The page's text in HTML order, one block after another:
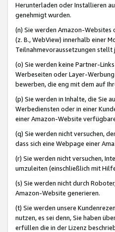
Herunterladen oder Installieren
genehmigt wurden.
(n) Sie werden Amazon-
(z. B., WebView) innerhalb einer
Teilnahmevoraussetzungen stellt
(o) Sie werden keine Partner-
Werbeseiten oder Layer-
bewerben, die eng mit dem auf
(p) Sie werden in Inhalte, die Sie
Werbediensten oder in einer
einer Amazon-Website
(q) Sie werden nicht versuchen,
dass sich eine Webpage einer
(r) Sie werden nicht versuchen,
umzuleiten (einschließlich mit
(s) Sie werden nicht durch
Amazon-Website generieren.
(t) Sie werden unsere
nutzen, es sei denn, Sie haben
erfüllen die in der Lizenz